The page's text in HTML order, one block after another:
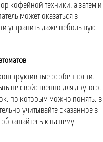
кофейной техники, а затем и
может оказаться в
устранить даже небольшую
особенности.
не свойственно для другого.
по которым можно понять, в
учитывайте сказанное в
обращайтесь к нашему